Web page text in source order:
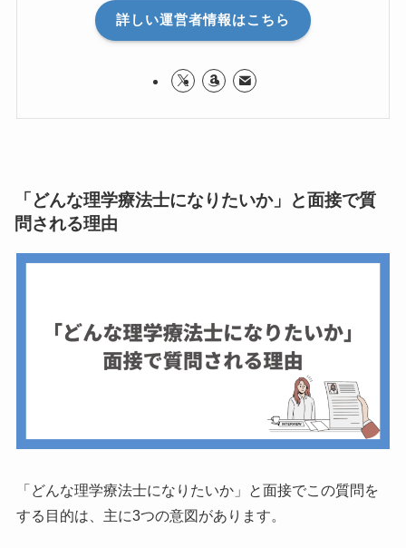
詳しい運営者情報はこちら
「どんな理学療法士になりたいか」と面接で質
問される理由
「どんな理学療法士になりたいか」と面接でこの質問を
する目的は、主に3つの意図があります。